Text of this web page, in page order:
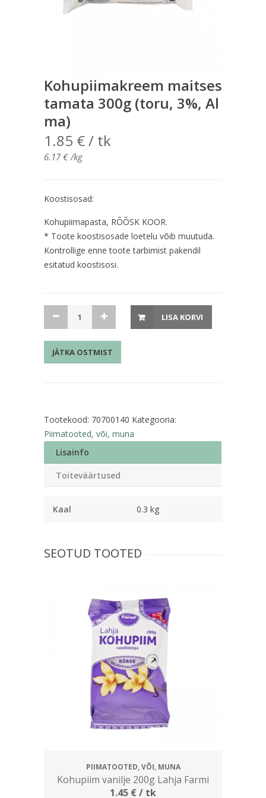
Kohupiimakreem maitses
tamata 300g (toru, 3%, Al
ma)
1.85 €/ tk
6.17€ /kg
Koostisosad:
Kohupiimapasta, RÕÕSK KOOR.
* Toote koostisosade loetelu võib muutuda.
Kontrollige enne toote tarbimist pakendil
esitatud koostisosi.
Kohupiimakreem
300g
(toru,
LISA KORVI
JÄTKA OSTMIST
Tootekood: 70700140 Kategooria:
Piimatooted, või, muna
Lisainfo
Toiteväärtused
Kaal 0.3 kg
SEOTUD TOOTED
PIIMATOOTED, VÕI, MUNA
Kohupiim vanilje 200g Lahja Farmi
1.45 €/ tk